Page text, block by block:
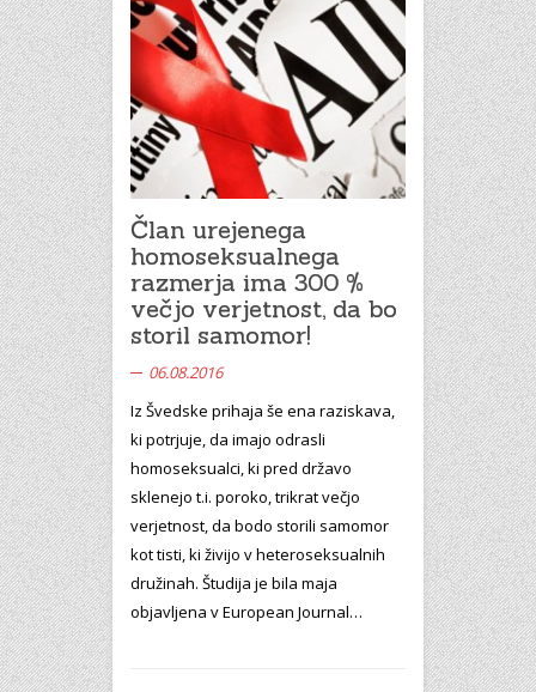
Član urejenega
homoseksualnega
razmerja ima 300 %
večjo verjetnost, da bo
storil samomor!
06.08.2016
Iz Švedske prihaja še ena raziskava,
ki potrjuje, da imajo odrasli
homoseksualci, ki pred državo
sklenejo t.i. poroko, trikrat večjo
verjetnost, da bodo storili samomor
kot tisti, ki živijo v heteroseksualnih
družinah. Študija je bila maja
objavljena v European Journal…